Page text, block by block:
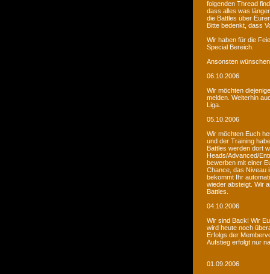
folgenden Thread
dass alles was
die Battles über
Bitte bedenkt, dass
Wir haben für die
Special Bereich.
Ansonsten
06.10.2006
Wir möchten
melden. Weiterhin
Liga.
05.10.2006
Wir möchten Euch
und der Training
Battles werden dort
Heads/Advanced/
bewerben mit einer
Chance, das Niveau
bekommt Ihr
wieder absteigt. Wir
Battles.
04.10.2006
Wir sind Back! Wir
wird heute noch
Erfolgs der
Aufstieg erfolgt nur
01.09.2006